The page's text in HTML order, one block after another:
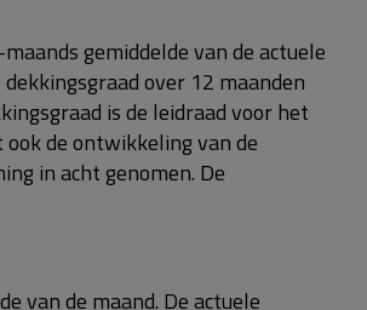
gemiddelde van de actuele
over 12 maanden
is de leidraad voor het
de ontwikkeling van de
in acht genomen. De
van de maand. De actuele